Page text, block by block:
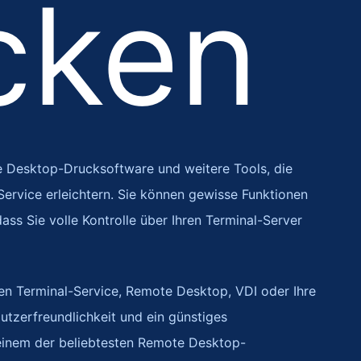
Desktop-Drucksoftware und weitere Tools, die
erleichtern. Sie können gewisse Funktionen
Sie volle Kontrolle über Ihren Terminal-Server
Terminal-Service, Remote Desktop, VDI oder Ihre
und ein günstiges
der beliebtesten Remote Desktop-